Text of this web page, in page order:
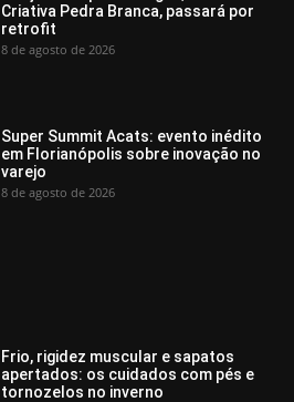
Criativa Pedra Branca, passará por
retrofit
8 de agosto de 2026
Super Summit Acats: evento inédito
em Florianópolis sobre inovação no
varejo
8 de agosto de 2026
Frio, rigidez muscular e sapatos
apertados: os cuidados com pés e
tornozelos no inverno